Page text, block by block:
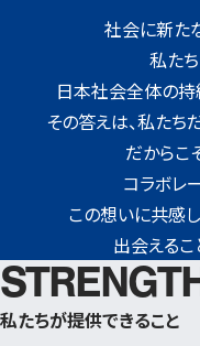
社会に新た
私た
日本社会全体の持
その答えは、私たち
だからこ
コラボレ
この想いに共感
出会えるこ
私たちが提供できること